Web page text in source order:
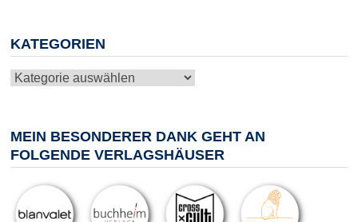
KATEGORIEN
Kategorien
MEIN BESONDERER DANK GEHT AN
FOLGENDE VERLAGSHÄUSER